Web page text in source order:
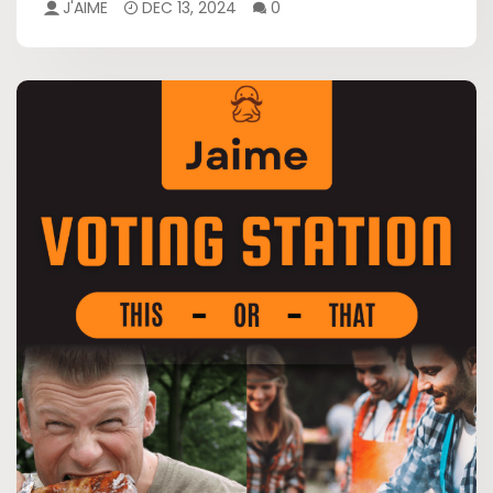
J'AIME DEC 13, 2024 0